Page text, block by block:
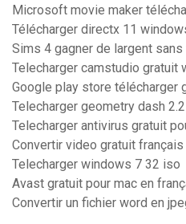
Microsoft movie maker
Télécharger directx 11
Sims 4 gagner de largent sans
Telecharger camstudio gratuit
Google play store télécharger
Telecharger geometry dash
Telecharger antivirus gratuit
Convertir video gratuit français
Telecharger windows 7 32 iso
Avast gratuit pour mac en
Convertir un fichier word en